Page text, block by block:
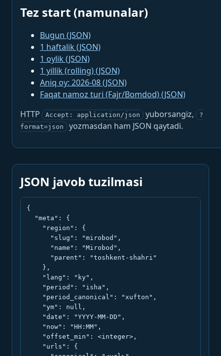
Tez start (namunalar)
Bugun (JSON)
1 haftalik (JSON)
1 oylik (JSON)
1 yillik (rolling) (JSON)
Aniq oy: 2026-08 (JSON)
Faqat namoz turi (Fajr/Bomdod) (JSON)
HTTP
Accept: application/json yuborsangiz,
?
format=json
yozmasdan ham JSON qaytadi.
JSON javob tuzilmasi
{
  "meta": {
    "region": {
      "slug": "mirobod",
      "name": "Mirobod",
      "parent": "toshkent-shahri"
    },
    "lang": "ky",
    "period": "isha",
    "period_canonical": "xufton",
    "ym": null,
    "date": "YYYY-MM-DD",
    "now": "HH:MM",
    "offset_min": <integer>,
    "urls": {